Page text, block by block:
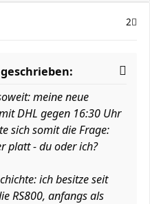
2
meine neue
DHL gegen 16:30 Uhr
sich somit die Frage:
platt - du oder ich?
ich besitze seit
RS800, anfangs als